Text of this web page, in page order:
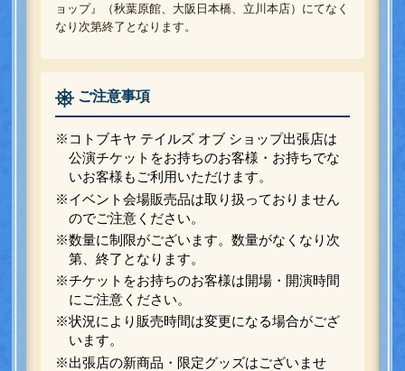
ョップ』（秋葉原館、大阪日本橋、立川本店）にてなく
なり次第終了となります。
ご注意事項
※コトブキヤ テイルズ オブ ショップ出張店は
公演チケットをお持ちのお客様・お持ちでな
いお客様もご利用いただけます。
※イベント会場販売品は取り扱っておりません
のでご注意ください。
※数量に制限がございます。数量がなくなり次
第、終了となります。
※チケットをお持ちのお客様は開場・開演時間
にご注意ください。
※状況により販売時間は変更になる場合がござ
います。
※出張店の新商品・限定グッズはございませ